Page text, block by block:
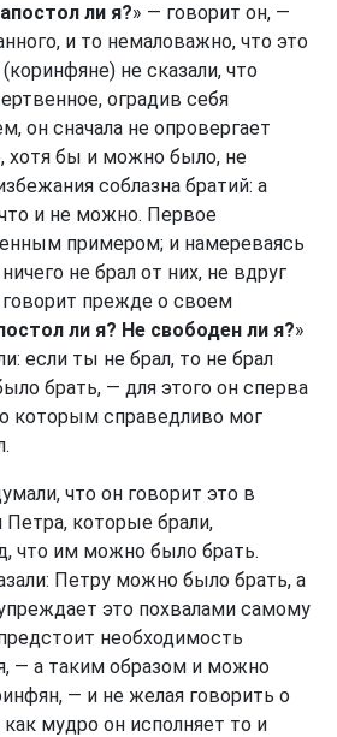
ли я?» — говорит он, —
и то немаловажно, что это
не сказали, что
оградив себя
он сначала не опровергает
хотя бы и можно было, не
соблазна братий: а
и не можно. Первое
примером; и намереваясь
не брал от них, не вдруг
прежде о своем
ли я? Не свободен ли я?»
если ты не брал, то не брал
брать, — для этого он сперва
которым справедливо мог
что он говорит это в
Петра, которые брали,
что им можно было брать.
Петру можно было брать, а
это похвалами самому
необходимость
— а таким образом и можно
— и не желая говорить о
мудро он исполняет то и